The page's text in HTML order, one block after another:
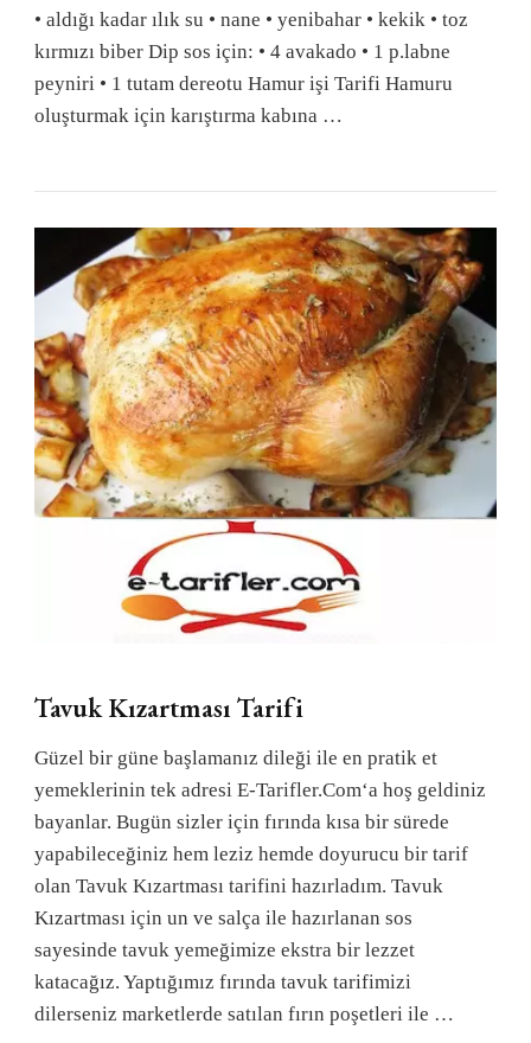
• aldığı kadar ılık su • nane • yenibahar • kekik • toz
kırmızı biber Dip sos için: • 4 avakado • 1 p.labne
peyniri • 1 tutam dereotu Hamur işi Tarifi Hamuru
oluşturmak için karıştırma kabına …
Tavuk Kızartması Tarifi
Güzel bir güne başlamanız dileği ile en pratik et
yemeklerinin tek adresi E-Tarifler.Com‘a hoş geldiniz
bayanlar. Bugün sizler için fırında kısa bir sürede
yapabileceğiniz hem leziz hemde doyurucu bir tarif
olan Tavuk Kızartması tarifini hazırladım. Tavuk
Kızartması için un ve salça ile hazırlanan sos
sayesinde tavuk yemeğimize ekstra bir lezzet
katacağız. Yaptığımız fırında tavuk tarifimizi
dilerseniz marketlerde satılan fırın poşetleri ile …